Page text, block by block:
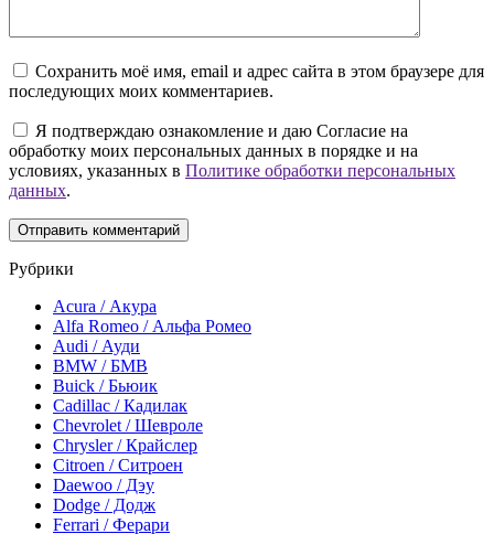
Сохранить моё имя, email и адрес сайта в этом браузере для
последующих моих комментариев.
Я подтверждаю ознакомление и даю Согласие на
обработку моих персональных данных в порядке и на
условиях, указанных в Политике обработки персональных
данных.
Рубрики
Acura / Акура
Alfa Romeo / Альфа Ромео
Audi / Ауди
BMW / БМВ
Buick / Бьюик
Cadillac / Кадилак
Chevrolet / Шевроле
Chrysler / Крайслер
Citroen / Ситроен
Daewoo / Дэу
Dodge / Додж
Ferrari / Ферари